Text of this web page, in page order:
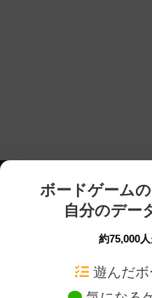
ボードゲーム
自分のデー
約75,000人
遊んだ